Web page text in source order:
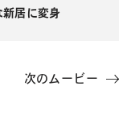
居に変身
次のムービー